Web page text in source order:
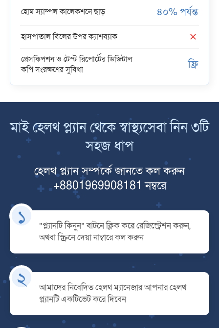
হোম স্যাম্পল কালেকশনে ছাড় ৪০% পর্যন্ত
হাসপাতাল বিলের উপর ক্যাশব্যাক
প্রেসকিপশন ও টেস্ট রিপোর্টের ডিজিটাল
কপি সংরক্ষণের সুবিধা
ফ্রি
মাই হেলথ প্ল্যান থেকে স্বাস্থ্যসেবা নিন ৩টি
সহজ ধাপ
হেলথ প্ল্যান সম্পর্কে জানতে কল করুন
+8801969908181 নম্বরে
১
“প্ল্যানটি কিনুন” বাটনে ক্লিক করে রেজিস্ট্রেশন করুন,
অথবা স্ক্রিনে দেয়া নাম্বারে কল করুন
২
আমাদের নিবেদিত হেলথ ম্যানেজার আপনার হেলথ
প্ল্যানটি একটিভেট করে দিবেন